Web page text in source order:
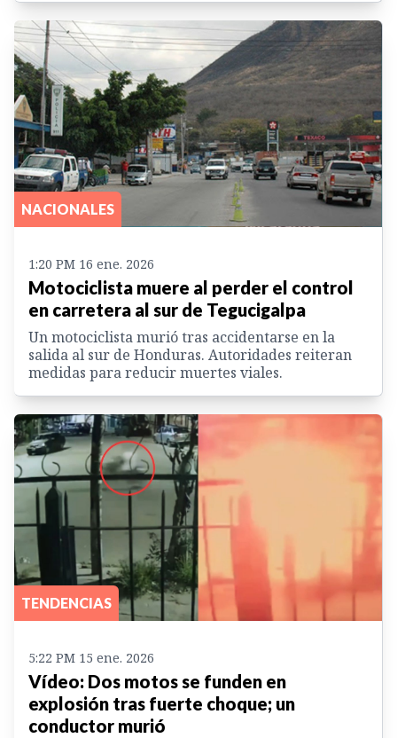
NACIONALES
1:20 PM 16 ene. 2026
Motociclista muere al perder el control
en carretera al sur de Tegucigalpa
Un motociclista murió tras accidentarse en la
salida al sur de Honduras. Autoridades reiteran
medidas para reducir muertes viales.
TENDENCIAS
5:22 PM 15 ene. 2026
Vídeo: Dos motos se funden en
explosión tras fuerte choque; un
conductor murió